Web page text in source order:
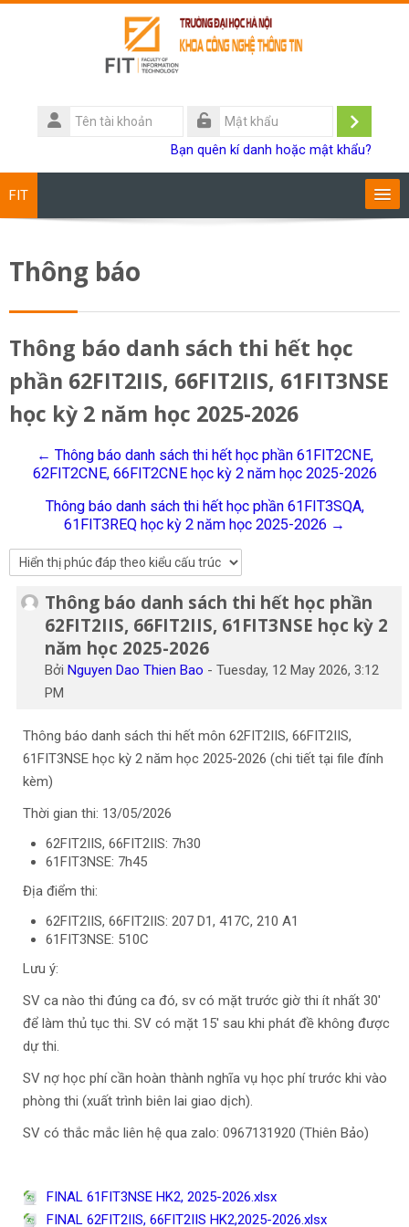
Tên
tài
Đăng
Bạn quên kí danh hoặc mật khẩu?
FIT
Giảng viên
Sinh viên
Research
Tiếng Việt
Tìm
kiếm
khoá
học
Thông báo
Thông báo danh sách thi hết học
phần 62FIT2IIS, 66FIT2IIS, 61FIT3NSE
học kỳ 2 năm học 2025-2026
← Thông báo danh sách thi hết học phần 61FIT2CNE,
62FIT2CNE, 66FIT2CNE học kỳ 2 năm học 2025-2026
Thông báo danh sách thi hết học phần 61FIT3SQA,
61FIT3REQ học kỳ 2 năm học 2025-2026 →
Thông báo danh sách thi hết học phần
62FIT2IIS, 66FIT2IIS, 61FIT3NSE học kỳ 2
năm học 2025-2026
Bởi Nguyen Dao Thien Bao - Tuesday, 12 May 2026, 3:12
PM
Số lượng các câu trả lời: 0
Thông báo danh sách thi hết môn 62FIT2IIS, 66FIT2IIS,
61FIT3NSE học kỳ 2 năm học 2025-2026 (chi tiết tại file đính
kèm)
Thời gian thi: 13/05/2026
62FIT2IIS, 66FIT2IIS: 7h30
61FIT3NSE: 7h45
Địa điểm thi:
62FIT2IIS, 66FIT2IIS: 207 D1, 417C, 210 A1
61FIT3NSE: 510C
Lưu ý:
SV ca nào thi đúng ca đó, sv có mặt trước giờ thi ít nhất 30'
để làm thủ tục thi. SV có mặt 15' sau khi phát đề không được
dự thi.
SV nợ học phí cần hoàn thành nghĩa vụ học phí trước khi vào
phòng thi (xuất trình biên lai giao dịch).
SV có thắc mắc liên hệ qua zalo: 0967131920 (Thiên Bảo)
FINAL 61FIT3NSE HK2, 2025-2026.xlsx
FINAL 62FIT2IIS, 66FIT2IIS HK2,2025-2026.xlsx